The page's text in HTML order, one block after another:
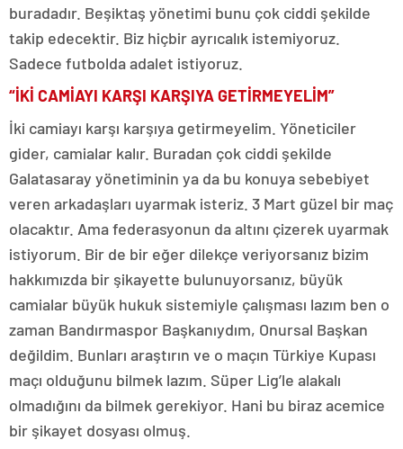
buradadır. Beşiktaş yönetimi bunu çok ciddi şekilde
takip edecektir. Biz hiçbir ayrıcalık istemiyoruz.
Sadece futbolda adalet istiyoruz.
“İKİ CAMİAYI KARŞI KARŞIYA GETİRMEYELİM”
İki camiayı karşı karşıya getirmeyelim. Yöneticiler
gider, camialar kalır. Buradan çok ciddi şekilde
Galatasaray yönetiminin ya da bu konuya sebebiyet
veren arkadaşları uyarmak isteriz. 3 Mart güzel bir maç
olacaktır. Ama federasyonun da altını çizerek uyarmak
istiyorum. Bir de bir eğer dilekçe veriyorsanız bizim
hakkımızda bir şikayette bulunuyorsanız, büyük
camialar büyük hukuk sistemiyle çalışması lazım ben o
zaman Bandırmaspor Başkanıydım, Onursal Başkan
değildim. Bunları araştırın ve o maçın Türkiye Kupası
maçı olduğunu bilmek lazım. Süper Lig’le alakalı
olmadığını da bilmek gerekiyor. Hani bu biraz acemice
bir şikayet dosyası olmuş.